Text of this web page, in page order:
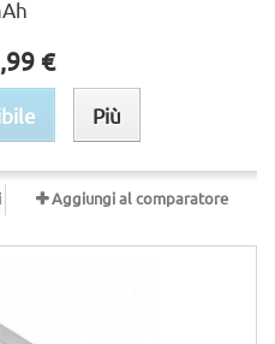
€
Più
Aggiungi al comparatore